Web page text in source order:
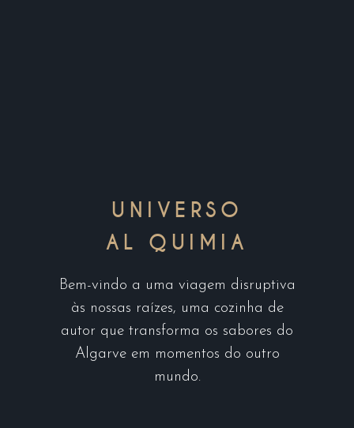
UNIVERSO
AL QUIMIA
Bem-vindo a uma viagem disruptiva
às nossas raízes, uma cozinha de
autor que transforma os sabores do
Algarve em momentos do outro
mundo.